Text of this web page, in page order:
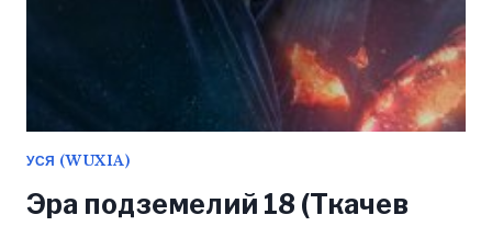
УСЯ (WUXIA)
Эра подземелий 18 (Ткачев